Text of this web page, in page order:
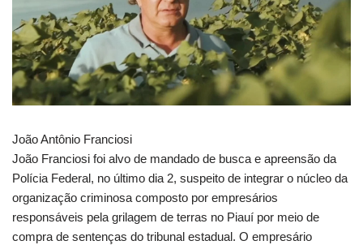
João Antônio Franciosi
João Franciosi foi alvo de mandado de busca e apreensão da
Polícia Federal, no último dia 2, suspeito de integrar o núcleo da
organização criminosa composto por empresários
responsáveis pela grilagem de terras no Piauí por meio de
compra de sentenças do tribunal estadual. O empresário